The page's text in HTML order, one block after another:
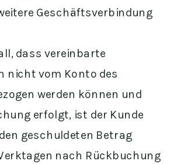
Geschäftsverbindung
dass vereinbarte
nicht vom Konto des
werden können und
erfolgt, ist der Kunde
geschuldeten Betrag
nach Rückbuchung